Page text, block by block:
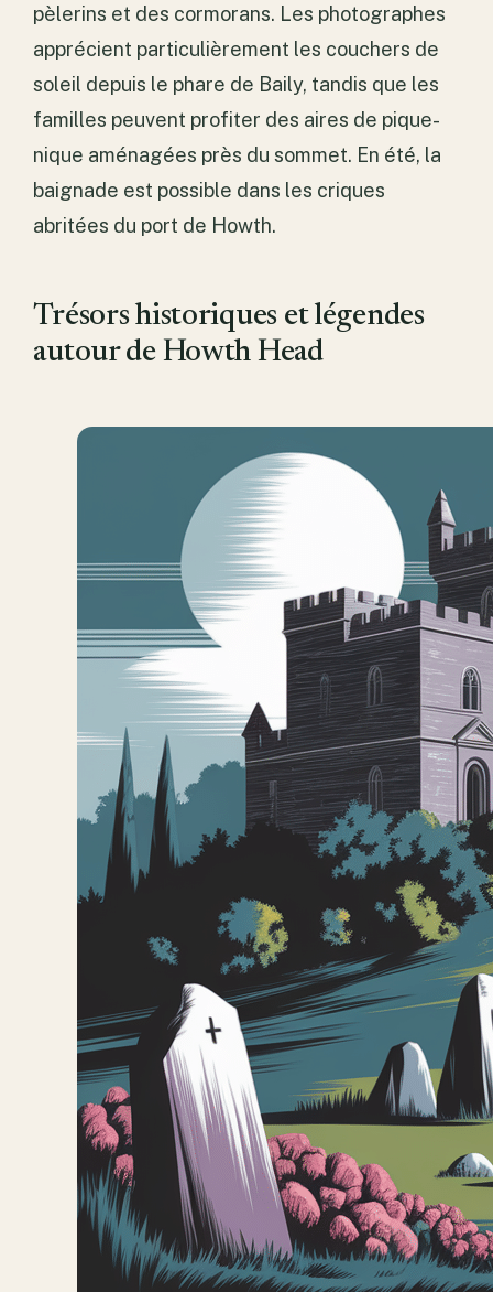
pèlerins et des cormorans. Les photographes
apprécient particulièrement les couchers de
soleil depuis le phare de Baily, tandis que les
familles peuvent profiter des aires de pique-
nique aménagées près du sommet. En été, la
baignade est possible dans les criques
abritées du port de Howth.
Trésors historiques et légendes
autour de Howth Head